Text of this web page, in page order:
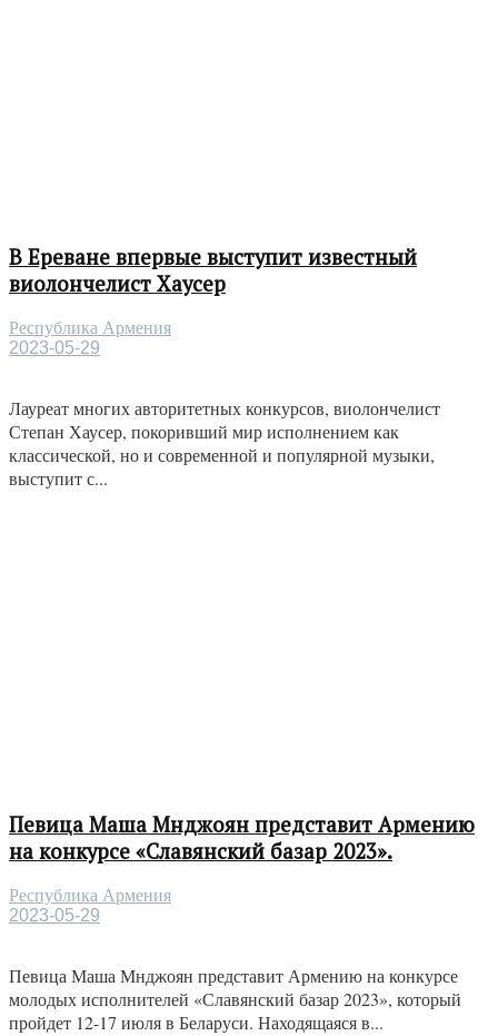
В Ереване впервые выступит известный
виолончелист Хаусер
Республика Армения
2023-05-29
Лауреат многих авторитетных конкурсов, виолончелист
Степан Хаусер, покоривший мир исполнением как
классической, но и современной и популярной музыки,
выступит с...
Певица Маша Мнджоян представит Армению
на конкурсе «Славянский базар 2023».
Республика Армения
2023-05-29
Певица Маша Мнджоян представит Армению на конкурсе
молодых исполнителей «Славянский базар 2023», который
пройдет 12-17 июля в Беларуси. Находящаяся в...